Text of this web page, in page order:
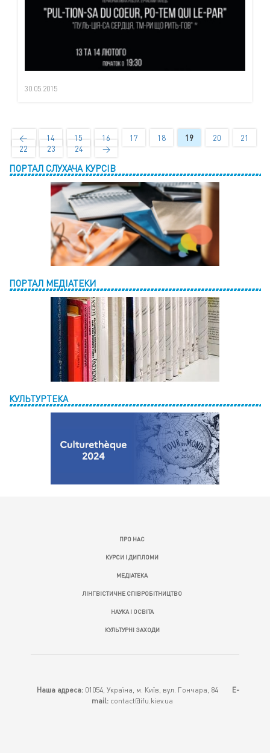
30.05.2015
← 14 15 16 17 18 19 20
21
22
23 24 →
ПОРТАЛ СЛУХАЧА КУРСІВ
ПОРТАЛ МЕДІАТЕКИ
КУЛЬТУРТЕКА
ПРО НАС
КУРСИ І ДИПЛОМИ
МЕДІАТЕКА
ЛІНГВІСТИЧНЕ СПІВРОБІТНИЦТВО
НАУКА І ОСВІТА
КУЛЬТУРНІ ЗАХОДИ
Наша адреса: 01054, Україна, м. Київ, вул. Гончара, 84
E-
mail: contact@ifu.kiev.ua